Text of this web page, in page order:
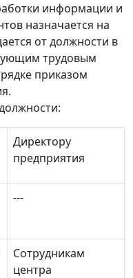
информации и
назначается на
от должности в
трудовым
приказом
Директору
предприятия
‑‑‑
Сотрудникам
центра